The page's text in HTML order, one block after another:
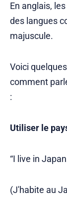
En anglais,
des langues
majuscule.
Voici
comment
:
Utiliser le
“I live in
(J'habite au